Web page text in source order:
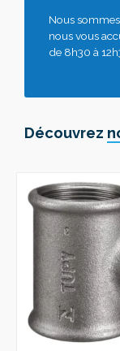
Nous
nous vous
de 8h30 à
Découvrez